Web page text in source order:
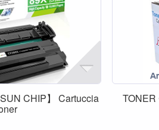
CHIP】 Cartuccia